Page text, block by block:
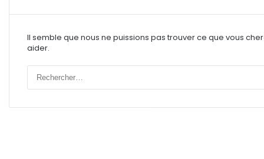
Il semble que nous ne puissions pas trouver ce que vous
aider.